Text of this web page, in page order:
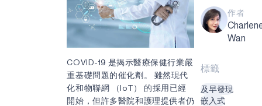
智慧家庭和建築
可穿戴設備
遊戲
耳戴式裝置
secureSPOT
SPOT
turboSPOT
活動
投資者關係
訊息
合作成功亮點
為什麼選擇 Ambiq
我們的合作
資源
常見問題
COVID-19 是揭示醫療保健行業嚴
重基礎問題的催化劑。 雖然現代
化和物聯網 （IoT） 的採用已經
開始，但許多醫院和護理提供者仍
作者
Wan
標籤
及早發現
嵌入式